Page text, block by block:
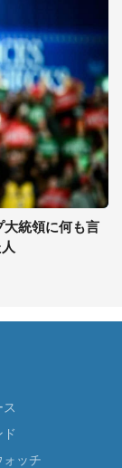
大統領に何も言
ッチ